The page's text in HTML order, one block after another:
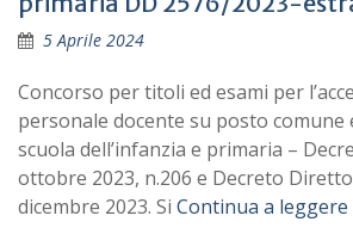
5 Aprile 2024
Concorso per titoli ed esami per
personale docente su posto comune
scuola dell’infanzia e primaria –
ottobre 2023, n.206 e Decreto
dicembre 2023. Si Continua a leggere